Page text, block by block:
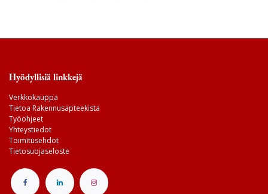
Hyödyllisiä linkkejä
Verkkokauppa
Tietoa Rakennusapteekista
Työohjeet
Yhteystiedot
Toimitusehdot
Tietosuojaseloste